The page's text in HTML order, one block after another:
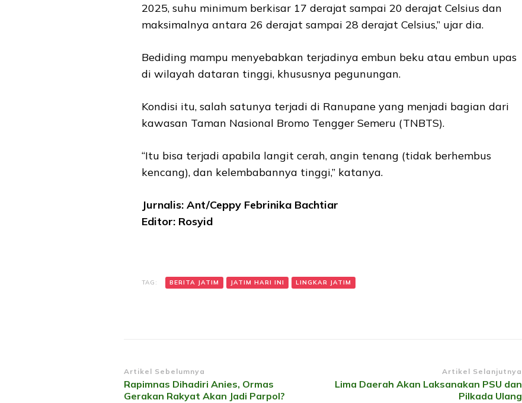
2025, suhu minimum berkisar 17 derajat sampai 20 derajat Celsius dan
maksimalnya antara 26 derajat sampai 28 derajat Celsius,” ujar dia.
Bediding mampu menyebabkan terjadinya embun beku atau embun upas
di wilayah dataran tinggi, khususnya pegunungan.
Kondisi itu, salah satunya terjadi di Ranupane yang menjadi bagian dari
kawasan Taman Nasional Bromo Tengger Semeru (TNBTS).
“Itu bisa terjadi apabila langit cerah, angin tenang (tidak berhembus
kencang), dan kelembabannya tinggi,” katanya.
Jurnalis: Ant/Ceppy Febrinika Bachtiar
Editor: Rosyid
TAG: BERITA JATIM JATIM HARI INI LINGKAR JATIM
Navigasi
Artikel
Artikel Sebelumnya
Rapimnas Dihadiri Anies, Ormas
Gerakan Rakyat Akan Jadi Parpol?
Artikel Selanjutnya
Lima Daerah Akan Laksanakan PSU dan
Pilkada Ulang